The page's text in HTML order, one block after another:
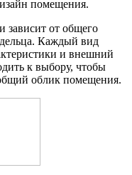
помещения.
зависит от общего
Каждый вид
и внешний
к выбору, чтобы
облик помещения.